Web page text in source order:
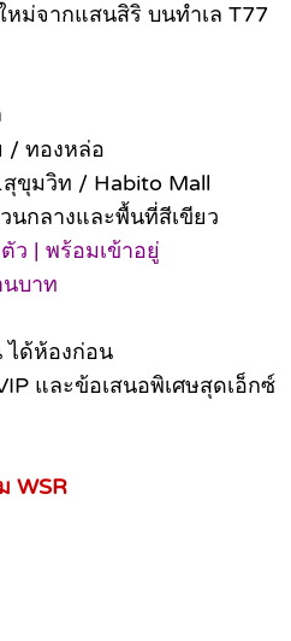
หม่จากแสนสิริ บนทำเล T77
/ ทองหล่อ
ขุมวิท / Habito Mall
นกลางและพื้นที่สีเขียว
ว | พร้อมเข้าอยู่
นบาท
ได้ห้องก่อน
และข้อเสนอพิเศษสุดเอ็กซ์
WSR